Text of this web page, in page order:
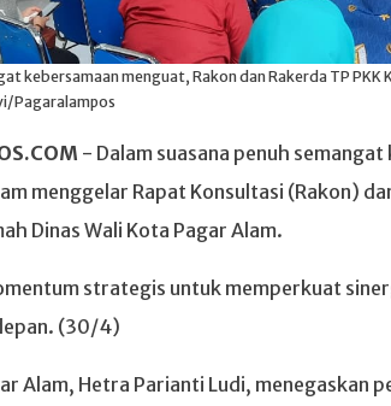
kebersamaan menguat, Rakon dan Rakerda TP
Pagaralampos
- Dalam suasana penuh
menggelar Rapat Konsultasi (Rakon)
Dinas Wali Kota Pagar Alam.
strategis untuk memperkuat
(30/4)
Alam, Hetra Parianti Ludi, menegaskan